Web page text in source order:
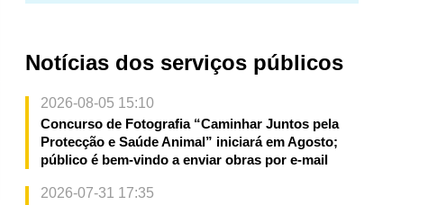
Notícias dos serviços públicos
2026-08-05 15:10
Concurso de Fotografia “Caminhar Juntos pela
Protecção e Saúde Animal” iniciará em Agosto;
público é bem-vindo a enviar obras por e-mail
2026-07-31 17:35